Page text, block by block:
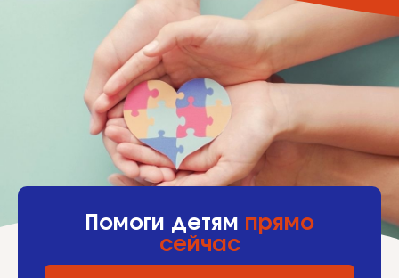
Помоги детям прямо
сейчас